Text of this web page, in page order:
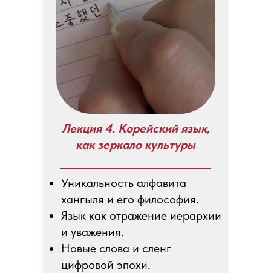
Уникальность алфавита
хангыля и его философия.
Язык как отражение иерархии
и уважения.
Новые слова и сленг
цифровой эпохи.
Лекция 4. Корейский язык,
как зеркало культуры